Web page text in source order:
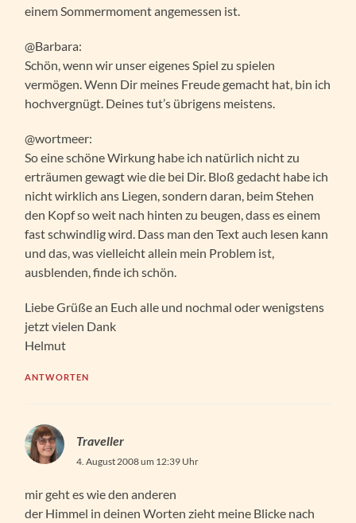
einem Sommermoment angemessen ist.
@Barbara:
Schön, wenn wir unser eigenes Spiel zu spielen
vermögen. Wenn Dir meines Freude gemacht hat, bin ich
hochvergnügt. Deines tut’s übrigens meistens.
@wortmeer:
So eine schöne Wirkung habe ich natürlich nicht zu
erträumen gewagt wie die bei Dir. Bloß gedacht habe ich
nicht wirklich ans Liegen, sondern daran, beim Stehen
den Kopf so weit nach hinten zu beugen, dass es einem
fast schwindlig wird. Dass man den Text auch lesen kann
und das, was vielleicht allein mein Problem ist,
ausblenden, finde ich schön.
Liebe Grüße an Euch alle und nochmal oder wenigstens
jetzt vielen Dank
Helmut
ANTWORTEN
Traveller
4. August 2008 um 12:39 Uhr
mir geht es wie den anderen
der Himmel in deinen Worten zieht meine Blicke nach